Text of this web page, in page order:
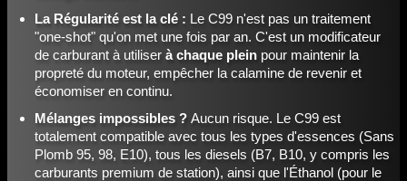
La Régularité est la clé : Le C99 n'est pas un traitement
"one-shot" qu'on met une fois par an. C'est un modificateur
de carburant à utiliser à chaque plein pour maintenir la
propreté du moteur, empêcher la calamine de revenir et
économiser en continu.
Mélanges impossibles ? Aucun risque. Le C99 est
totalement compatible avec tous les types d'essences (Sans
Plomb 95, 98, E10), tous les diesels (B7, B10, y compris les
carburants premium de station), ainsi que l'Éthanol (pour le